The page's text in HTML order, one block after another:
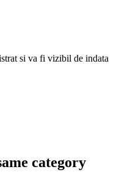
si va fi vizibil de indata
category